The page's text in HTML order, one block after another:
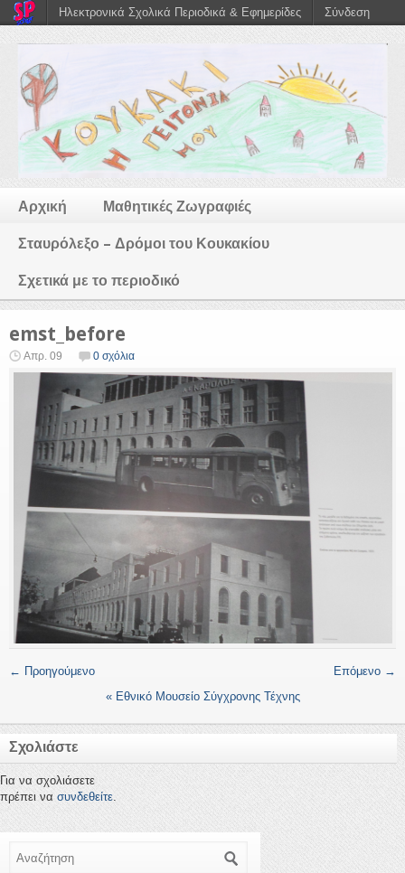
Αρχική Μαθητικές Ζωγραφιές
Σταυρόλεξο – Δρόμοι του Κουκακίου
Σχετικά με το περιοδικό
emst_before
Απρ. 09 0 σχόλια
← Προηγούμενο
Επόμενο →
« Εθνικό Μουσείο Σύγχρονης Τέχνης
Σχολιάστε
Για να σχολιάσετε
πρέπει να συνδεθείτε
Ηλεκτρονικά Σχολικά Περιοδικά & Εφημερίδες Σύνδεση